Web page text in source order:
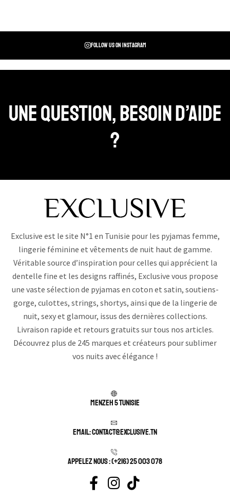
Follow us on instagram
Une question, Besoin d’aide
?
Exclusive est le site N°1 en Tunisie pour les pyjamas femme,
lingerie féminine et vêtements de nuit haut de gamme.
Véritable source d’inspiration pour celles qui apprécient la
dentelle fine et les designs raffinés, Exclusive vous propose
une vaste sélection de pyjamas en coton et satin, soutiens-
gorge, culottes, strings, shortys, ainsi que de la lingerie de
nuit, sexy et glamour, issus des dernières collections.
Livraison rapide et retours gratuits sur tous nos articles.
Découvrez plus de 245 marques et créateurs pour sublimer
vos nuits avec élégance !
Menzeh 5 TUNISIE
Email: contact@exclusive.tn
APPELEZ NOUS : (+216) 25 003 078